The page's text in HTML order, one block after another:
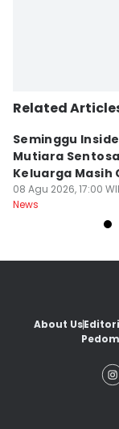
Related
Seminggu
Mutiara
Keluarga Masih
Korban
08 Agu 2026, 17:00
News
About Us